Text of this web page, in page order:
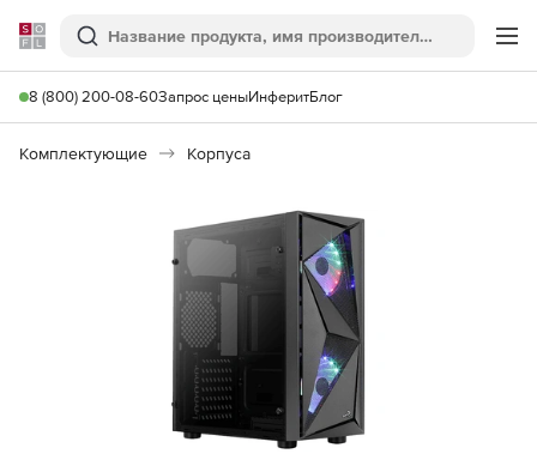
Softline
Поиск
8 (800) 200-08-60Запрос ценыИнферитБлог
Комплектующие Корпуса